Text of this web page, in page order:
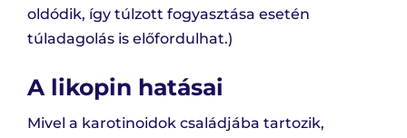
oldódik, így túlzott fogyasztása esetén
túladagolás is előfordulhat.)
A likopin hatásai
Mivel a karotinoidok családjába tartozik,